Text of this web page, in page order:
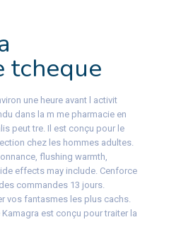
tcheque
une heure avant l activit
dans la m me pharmacie en
peut tre. Il est conçu pour le
chez les hommes adultes.
flushing warmth,
effects may include. Cenforce
commandes 13 jours.
vos fantasmes les plus cachs.
est conçu pour traiter la